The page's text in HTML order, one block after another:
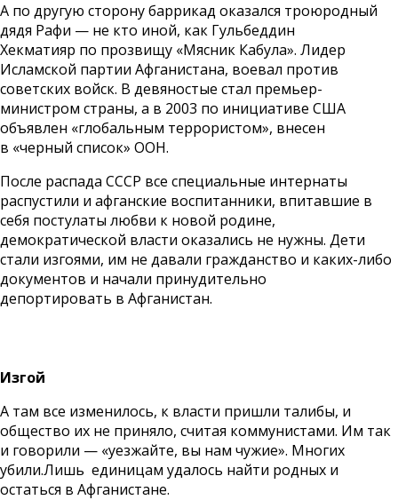
А по другую сторону баррикад оказался троюродный
дядя Рафи — не кто иной, как Гульбеддин
Хекматияр по прозвищу «Мясник Кабула». Лидер
Исламской партии Афганистана, воевал против
советских войск. В девяностые стал премьер-
министром страны, а в 2003 по инициативе США
объявлен «глобальным террористом», внесен
в «черный список» ООН.
После распада СССР все специальные интернаты
распустили и афганские воспитанники, впитавшие в
себя постулаты любви к новой родине,
демократической власти оказались не нужны. Дети
стали изгоями, им не давали гражданство и каких-либо
документов и начали принудительно
депортировать в Афганистан.
Изгой
А там все изменилось, к власти пришли талибы, и
общество их не приняло, считая коммунистами. Им так
и говорили — «уезжайте, вы нам чужие». Многих
убили.Лишь единицам удалось найти родных и
остаться в Афганистане.